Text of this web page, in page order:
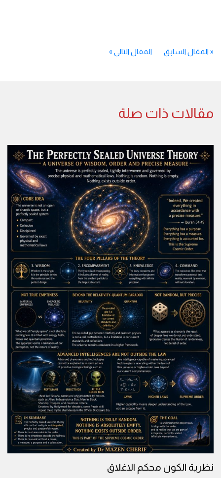
«المقال السابق المقال التالي »
مقالات ذات صلة
نظرية الكون محكم الاغلاق